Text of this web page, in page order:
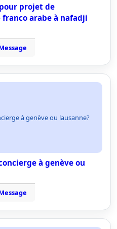
projet de
arabe à nafadji
à genève ou lausanne?
à genève ou